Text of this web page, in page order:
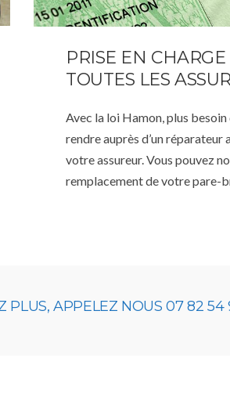
PRISE EN
TOUTES LES
Avec la loi Hamon, plus besoin
rendre auprès d’un réparateur
votre assureur. Vous pouvez
remplacement de votre pare-
PLUS, APPELEZ NOUS 07 82 54